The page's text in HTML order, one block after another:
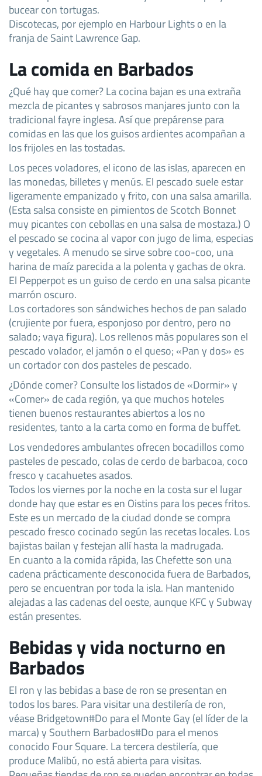
bucear con tortugas.
Discotecas, por ejemplo en Harbour Lights o en la
franja de Saint Lawrence Gap.
La comida en Barbados
¿Qué hay que comer? La cocina bajan es una extraña
mezcla de picantes y sabrosos manjares junto con la
tradicional fayre inglesa. Así que prepárense para
comidas en las que los guisos ardientes acompañan a
los frijoles en las tostadas.
Los peces voladores, el icono de las islas, aparecen en
las monedas, billetes y menús. El pescado suele estar
ligeramente empanizado y frito, con una salsa amarilla.
(Esta salsa consiste en pimientos de Scotch Bonnet
muy picantes con cebollas en una salsa de mostaza.) O
el pescado se cocina al vapor con jugo de lima, especias
y vegetales. A menudo se sirve sobre coo-coo, una
harina de maíz parecida a la polenta y gachas de okra.
El Pepperpot es un guiso de cerdo en una salsa picante
marrón oscuro.
Los cortadores son sándwiches hechos de pan salado
(crujiente por fuera, esponjoso por dentro, pero no
salado; vaya figura). Los rellenos más populares son el
pescado volador, el jamón o el queso; «Pan y dos» es
un cortador con dos pasteles de pescado.
¿Dónde comer? Consulte los listados de «Dormir» y
«Comer» de cada región, ya que muchos hoteles
tienen buenos restaurantes abiertos a los no
residentes, tanto a la carta como en forma de buffet.
Los vendedores ambulantes ofrecen bocadillos como
pasteles de pescado, colas de cerdo de barbacoa, coco
fresco y cacahuetes asados.
Todos los viernes por la noche en la costa sur el lugar
donde hay que estar es en Oistins para los peces fritos.
Este es un mercado de la ciudad donde se compra
pescado fresco cocinado según las recetas locales. Los
bajistas bailan y festejan allí hasta la madrugada.
En cuanto a la comida rápida, las Chefette son una
cadena prácticamente desconocida fuera de Barbados,
pero se encuentran por toda la isla. Han mantenido
alejadas a las cadenas del oeste, aunque KFC y Subway
están presentes.
Bebidas y vida nocturno en
Barbados
El ron y las bebidas a base de ron se presentan en
todos los bares. Para visitar una destilería de ron,
véase Bridgetown#Do para el Monte Gay (el líder de la
marca) y Southern Barbados#Do para el menos
conocido Four Square. La tercera destilería, que
produce Malibú, no está abierta para visitas.